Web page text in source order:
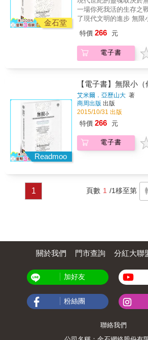
金石堂
一場你死我活的生存之
了現代文明的進步 無限小理論是微積分與許多
六、十七世紀的文明發展？ 從歐洲宗教
英國內戰，從耶穌會到
略到牛頓，無限小是無
與英國成為現代國家的分野。 一六
十日，五位穿著飄拂黑
皇卻陰沉的羅馬建築物
為簡單的理論：一條連
的微小部分組成。耶穌
禁止了無限小的概念，
理論，甚至連提都不准
危險又具顛覆性，對世
怕整個世界都將墮入混沌。 獲獎無數的
家阿米爾．亞歷山大在
穌會這個裁決背後的深
的理論如何繼續，終於
小的兩大陣營在開打前
故事把我們從歐洲宗教
戰場，帶到當時最偉大
樞機主教、湯瑪斯．霍
拉維烏斯與約翰．瓦里
的挫敗預告了這個國家
經結束；而在英國，無
個島國走向了世界第一個
特價 266 元
電子書
Readmoo
【電子書】無限小（
艾米爾．亞歷山大 著
商周出版 出版
2015/10/31 出版
特價 266 元
電子書
1 頁數 1 /1移至第
關於我們 門市查詢 分紅大聯
加好友
粉絲團
聯絡我們